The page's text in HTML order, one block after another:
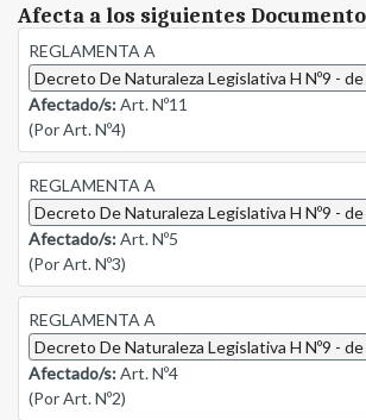
Afecta a los siguientes
REGLAMENTA A
Decreto De Naturaleza Legislativa H Nº9 -
Afectado/s:Art. Nº11
(Por Art. Nº4)
REGLAMENTA A
Decreto De Naturaleza Legislativa H Nº9 -
Afectado/s:Art. Nº5
(Por Art. Nº3)
REGLAMENTA A
Decreto De Naturaleza Legislativa H Nº9 -
Afectado/s:Art. Nº4
(Por Art. Nº2)